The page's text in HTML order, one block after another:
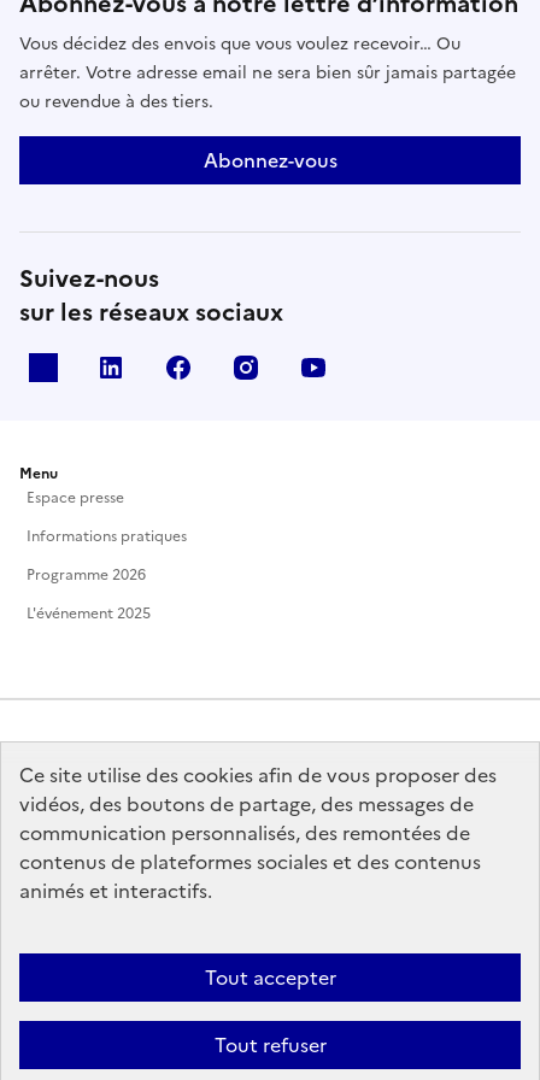
Ce site utilise des cookies afin de vous proposer des
vidéos, des boutons de partage, des messages de
communication personnalisés, des remontées de
contenus de plateformes sociales et des contenus
animés et interactifs.
Tout accepter
Tout refuser
Vous décidez des envois que vous voulez recevoir… Ou
arrêter. Votre adresse email ne sera bien sûr jamais partagée
ou revendue à des tiers.
Abonnez-vous
Suivez-nous
sur les réseaux sociaux
Linkedin Facebook Instagram
Menu
Espace presse
Informations pratiques
Programme 2026
L'événement 2025
MINISTÈRE
DE LA CULTURE
data.gouv.fr